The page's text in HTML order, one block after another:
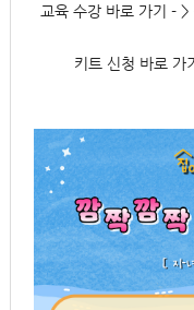
교육 수강 바로 가기 - >
키트 신청 바로